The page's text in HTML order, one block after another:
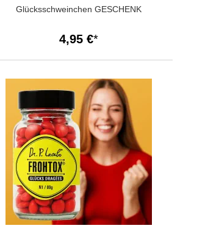
Glücksschweinchen GESCHENK
4,95 €